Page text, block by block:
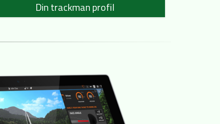
Din trackman profil